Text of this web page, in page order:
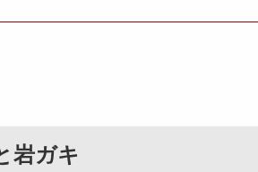
岩ガキ